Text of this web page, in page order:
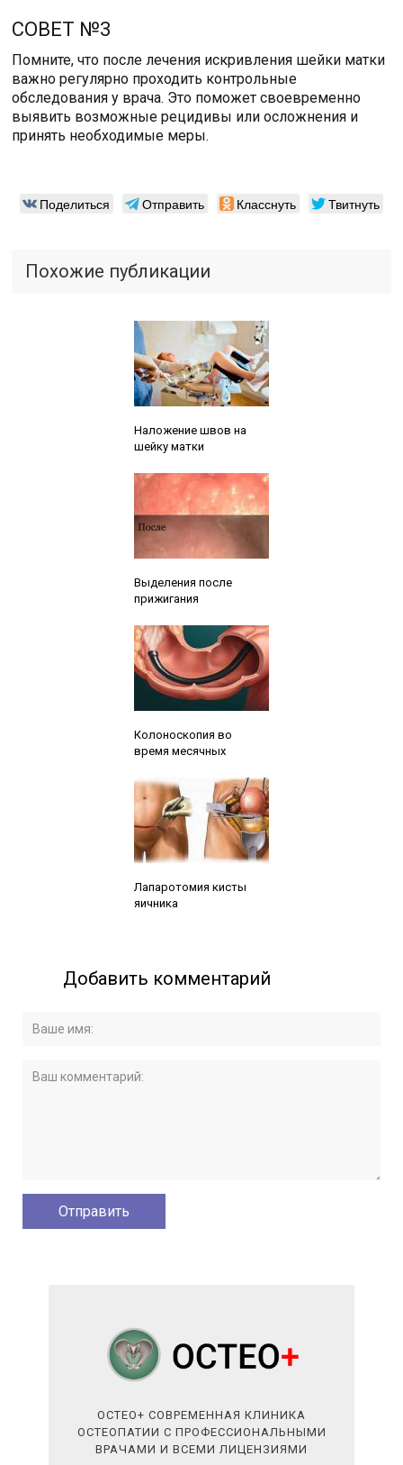
СОВЕТ №3
Помните, что после лечения искривления шейки матки
важно регулярно проходить контрольные
обследования у врача. Это поможет своевременно
выявить возможные рецидивы или осложнения и
принять необходимые меры.
Поделиться Отправить Класснуть Твитнуть
Похожие публикации
Наложение швов на
шейку матки
Выделения после
прижигания
Колоноскопия во
время месячных
Лапаротомия кисты
яичника
Добавить комментарий
ОСТЕО+ СОВРЕМЕННАЯ КЛИНИКА
ОСТЕОПАТИИ С ПРОФЕССИОНАЛЬНЫМИ
ВРАЧАМИ И ВСЕМИ ЛИЦЕНЗИЯМИ